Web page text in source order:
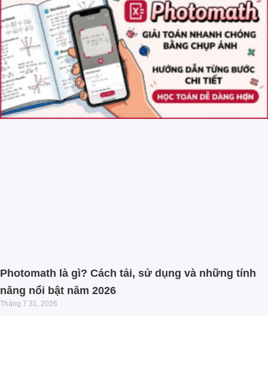
Photomath là gì? Cách tải, sử dụng và những tính
năng nổi bật năm 2026
Tháng 7 31, 2026